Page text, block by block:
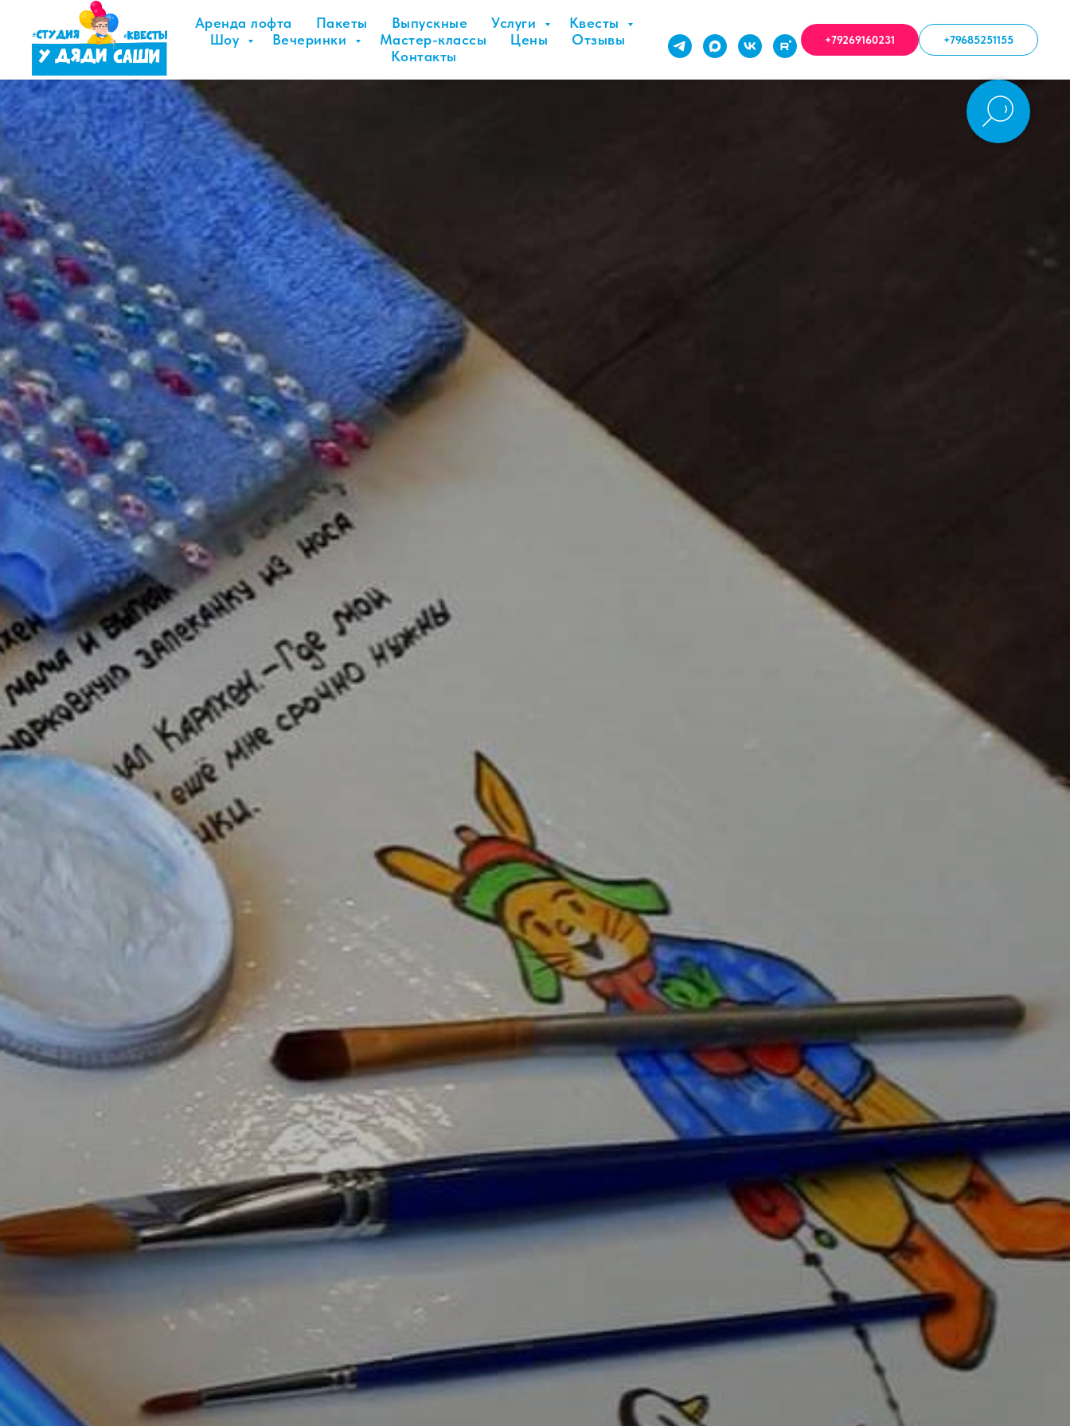
Аренда лофта Пакеты Выпускные Услуги
Квесты
Шоу
Вечеринки Мастер-классы Цены
Отзывы
Контакты
+79269160231 +79685251155